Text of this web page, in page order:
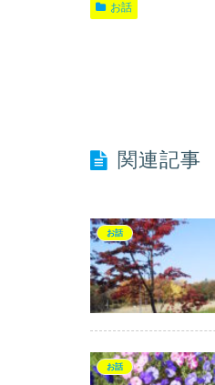
お話
関連記事
お話
お話